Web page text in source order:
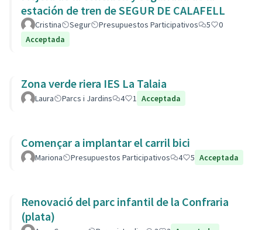
estación de tren de SEGUR DE CALAFELL
Cristina Segur Presupuestos Participativos 5
0
Acceptada
Zona verde riera IES La Talaia
Laura Parcs i Jardins 4 1 Acceptada
Començar a implantar el carril bici
Mariona Presupuestos Participativos 4 5 Acceptada
Renovació del parc infantil de la Confraria
(plata)